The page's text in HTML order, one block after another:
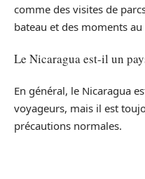
comme des visites de
bateau et des moments
Le Nicaragua est-il un
En général, le Nicaragua
voyageurs, mais il est
précautions normales.